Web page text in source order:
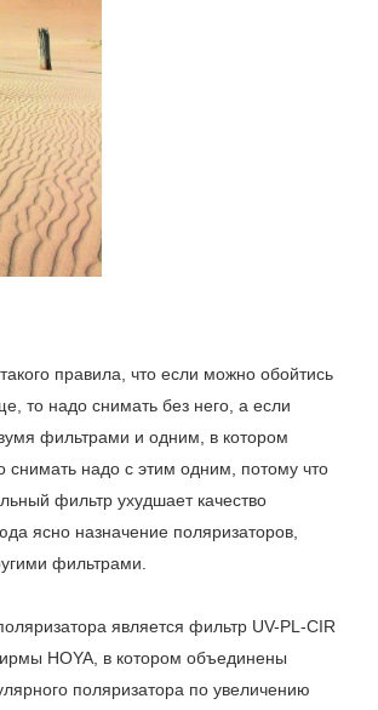
правила, что если можно обойтись
то надо снимать без него, а если
фильтрами и одним, в котором
надо с этим одним, потому что
фильтр ухудшает качество
ясно назначение поляризаторов,
фильтрами.
является фильтр UV-PL-CIR
HOYA, в котором объединены
поляризатора по увеличению